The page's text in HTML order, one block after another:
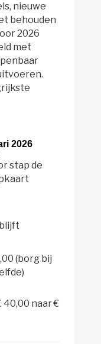
nieuwe
behouden
2026
met
2026
stap de
(borg bij
naar €